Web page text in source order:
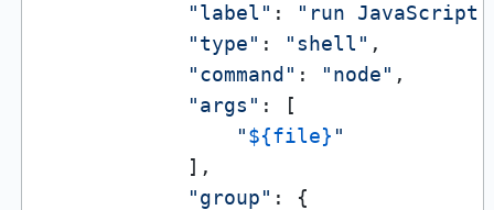
"label" :
"run
"type" : "shell" ,
"command" : "node" ,
"args" : [
"${file} "
            ],
"group" : {